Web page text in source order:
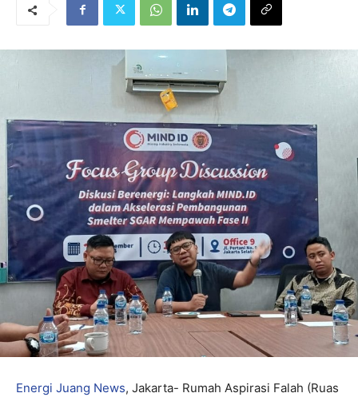
Energi Juang News, Jakarta- Rumah Aspirasi Falah (Ruas